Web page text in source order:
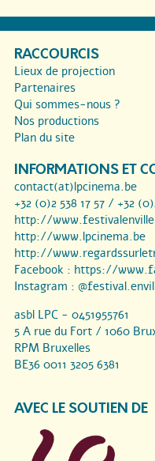
RACCOURCIS
Lieux de projection
Partenaires
Qui sommes-nous ?
Nos productions
Plan du site
INFORMATIONS ET
contact(at)lpcinema.be
+32 (0)2 538 17 57 / +32
http://
http://www.lpcinema.be
http://
Facebook : https://
Instagram :
asbl LPC - 0451955761
5 A rue du Fort / 1060
RPM Bruxelles
BE36 0011 3205 6381
AVEC LE SOUTIEN DE